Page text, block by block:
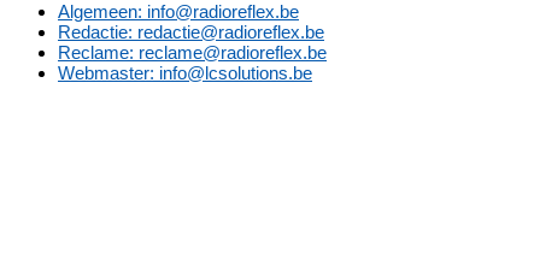
Algemeen: info@radioreflex.be
Redactie: redactie@radioreflex.be
Reclame: reclame@radioreflex.be
Webmaster: info@lcsolutions.be